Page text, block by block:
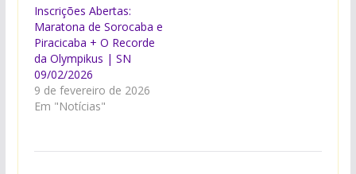
Inscrições Abertas:
Maratona de Sorocaba e
Piracicaba + O Recorde
da Olympikus | SN
09/02/2026
9 de fevereiro de 2026
Em "Notícias"